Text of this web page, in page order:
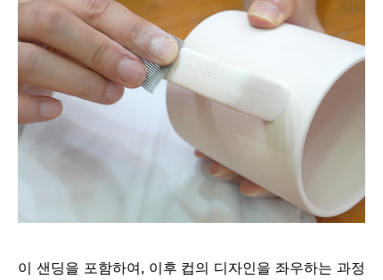
이 샌딩을 포함하여, 이후 컵의 디자인을 좌우하는 과정